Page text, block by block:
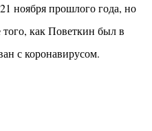
ноября прошлого года, но
как Поветкин был в
с коронавирусом.